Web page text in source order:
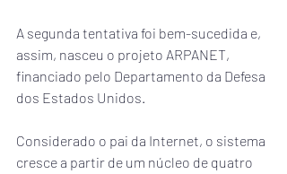
A segunda tentativa foi bem-sucedida e,
assim, nasceu o projeto ARPANET,
financiado pelo Departamento da Defesa
dos Estados Unidos.
Considerado o pai da Internet, o sistema
cresce a partir de um núcleo de quatro